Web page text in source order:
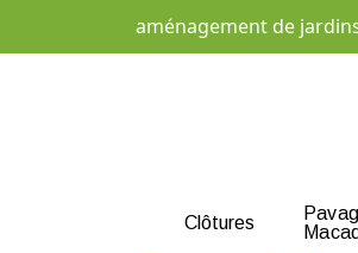
aménagement de
Clôtures